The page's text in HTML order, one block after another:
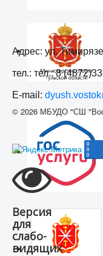
Адрес: ул.
тел.: тел.: 8
E-mail:
© 2026 МБУДО "СШ
Версия
для
слабо-
видящих